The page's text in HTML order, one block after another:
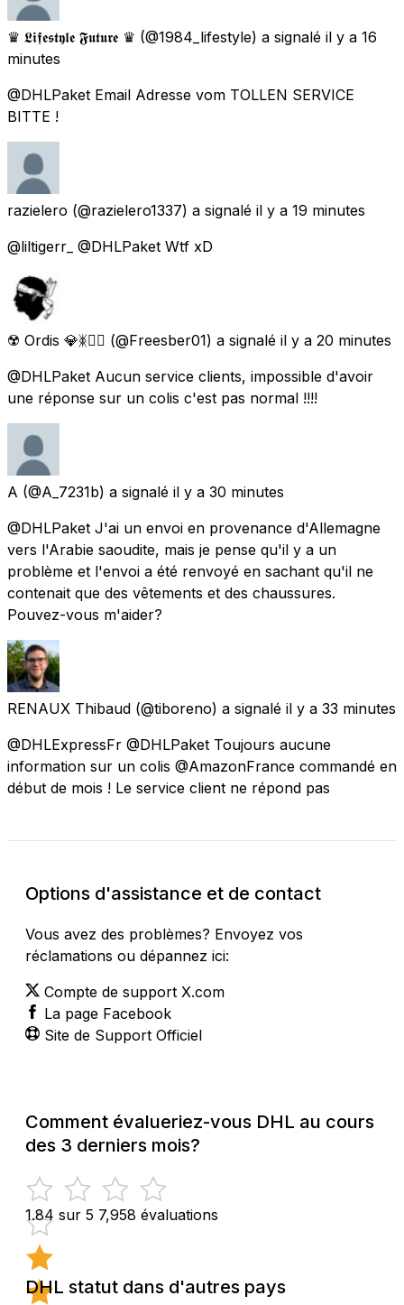
♛ 𝕷𝖎𝖋𝖊𝖘𝖙𝖞𝖑𝖊 𝕱𝖚𝖙𝖚𝖗𝖊 ♛ (@1984_lifestyle) a signalé il y a 16
minutes
@DHLPaket Email Adresse vom TOLLEN SERVICE
BITTE !
razielero (@razielero1337) a signalé il y a 19 minutes
@liltigerr_ @DHLPaket Wtf xD
☢️ Ordis 💎ᛤ🏴‍☠️ (@Freesber01) a signalé il y a 20 minutes
@DHLPaket Aucun service clients, impossible d'avoir
une réponse sur un colis c'est pas normal !!!!
A (@A_7231b) a signalé il y a 30 minutes
@DHLPaket J'ai un envoi en provenance d'Allemagne
vers l'Arabie saoudite, mais je pense qu'il y a un
problème et l'envoi a été renvoyé en sachant qu'il ne
contenait que des vêtements et des chaussures.
Pouvez-vous m'aider?
RENAUX Thibaud (@tiboreno) a signalé il y a 33 minutes
@DHLExpressFr @DHLPaket Toujours aucune
information sur un colis @AmazonFrance commandé en
début de mois ! Le service client ne répond pas
Options d'assistance et de contact
Vous avez des problèmes? Envoyez vos
réclamations ou dépannez ici:
Compte de support X.com
La page Facebook
Site de Support Officiel
Comment évalueriez-vous DHL au cours
des 3 derniers mois?
1.84 sur 5 7,958 évaluations
DHL statut dans d'autres pays